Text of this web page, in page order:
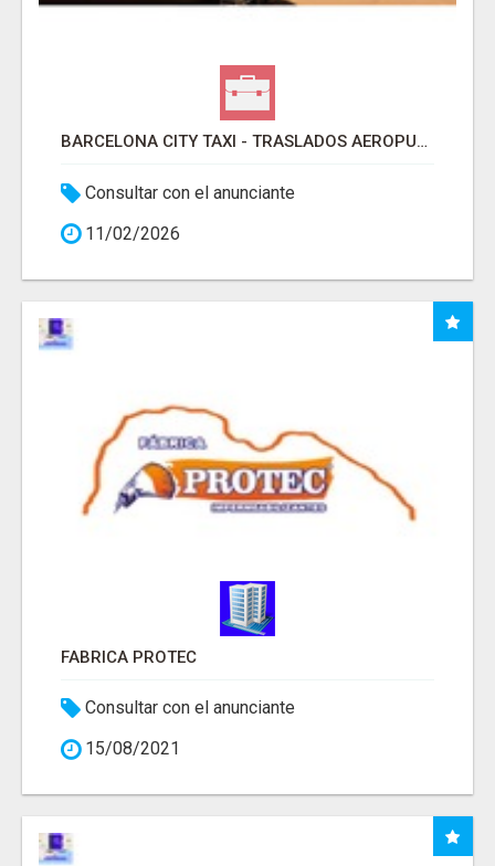
BARCELONA CITY TAXI - TRASLADOS AEROPUERTO BARCELONA
Consultar con el anunciante
11/02/2026
FABRICA PROTEC
Consultar con el anunciante
15/08/2021